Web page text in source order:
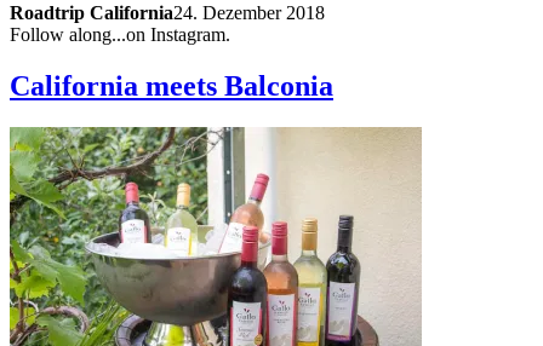
Roadtrip California24. Dezember 2018
Follow along...on Instagram.
California meets Balconia